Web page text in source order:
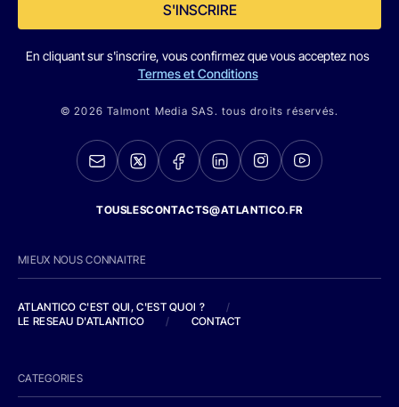
S'INSCRIRE
En cliquant sur s'inscrire, vous confirmez que vous acceptez nos
Termes et Conditions
© 2026 Talmont Media SAS. tous droits réservés.
TOUSLESCONTACTS@ATLANTICO.FR
MIEUX NOUS CONNAITRE
ATLANTICO C'EST QUI, C'EST QUOI ?
/
LE RESEAU D'ATLANTICO
/ CONTACT
CATEGORIES